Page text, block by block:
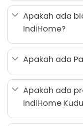
Apakah ada
IndiHome?
Apakah ada
Apakah ada
IndiHome